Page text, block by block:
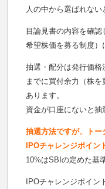
人の中から選ばれない
目論見書の内容を確認
希望株価を募る制度）
抽選・配分は発行価
までに買付余力（株
あります。
資金が口座にないと抽
抽選方法ですが、トー
IPOチャレンジポイン
10%はSBIの定めた基
IPOチャレンジポイン